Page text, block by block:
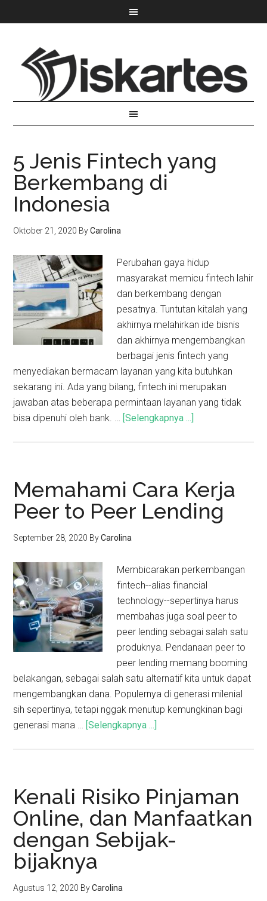
5 Jenis Fintech yang
Berkembang di
Indonesia
Oktober 21, 2020 ByCarolina
Perubahan gaya hidup
masyarakat memicu fintech lahir
dan berkembang dengan
pesatnya. Tuntutan kitalah yang
akhirnya melahirkan ide bisnis
dan akhirnya mengembangkan
berbagai jenis fintech yang
menyediakan bermacam layanan yang kita butuhkan
sekarang ini. Ada yang bilang, fintech ini merupakan
jawaban atas beberapa permintaan layanan yang tidak
bisa dipenuhi oleh bank. … [Selengkapnya ...]
Memahami Cara Kerja
Peer to Peer Lending
September 28, 2020 ByCarolina
Membicarakan perkembangan
fintech--alias financial
technology--sepertinya harus
membahas juga soal peer to
peer lending sebagai salah satu
produknya. Pendanaan peer to
peer lending memang booming
belakangan, sebagai salah satu alternatif kita untuk dapat
mengembangkan dana. Populernya di generasi milenial
sih sepertinya, tetapi nggak menutup kemungkinan bagi
generasi mana … [Selengkapnya ...]
Kenali Risiko Pinjaman
Online, dan Manfaatkan
dengan Sebijak-
bijaknya
Agustus 12, 2020 ByCarolina